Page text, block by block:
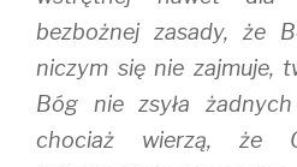
bezbożnej zasady, że
niczym się nie zajmuje,
Bóg nie zsyła
chociaż wierzą, że